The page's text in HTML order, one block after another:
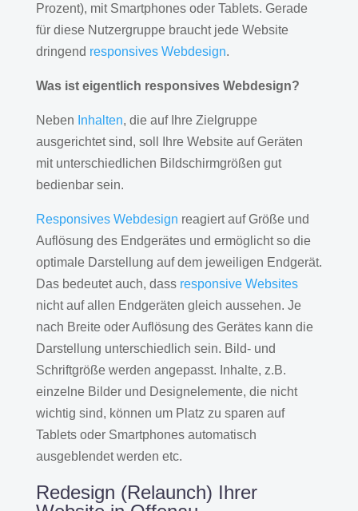
Prozent), mit Smartphones oder Tablets. Gerade
für diese Nutzergruppe braucht jede Website
dringend responsives Webdesign.
Was ist eigentlich responsives Webdesign?
Neben Inhalten, die auf Ihre Zielgruppe
ausgerichtet sind, soll Ihre Website auf Geräten
mit unterschiedlichen Bildschirmgrößen gut
bedienbar sein.
Responsives Webdesign reagiert auf Größe und
Auflösung des Endgerätes und ermöglicht so die
optimale Darstellung auf dem jeweiligen Endgerät.
Das bedeutet auch, dass responsive Websites
nicht auf allen Endgeräten gleich aussehen. Je
nach Breite oder Auflösung des Gerätes kann die
Darstellung unterschiedlich sein. Bild- und
Schriftgröße werden angepasst. Inhalte, z.B.
einzelne Bilder und Designelemente, die nicht
wichtig sind, können um Platz zu sparen auf
Tablets oder Smartphones automatisch
ausgeblendet werden etc.
Redesign (Relaunch) Ihrer